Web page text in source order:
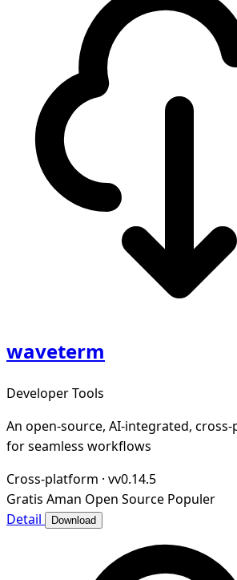
waveterm
Developer Tools
An open-source, AI-integrated,
for seamless workflows
Cross-platform · vv0.14.5
Gratis Aman Open Source Populer
Detail
Download